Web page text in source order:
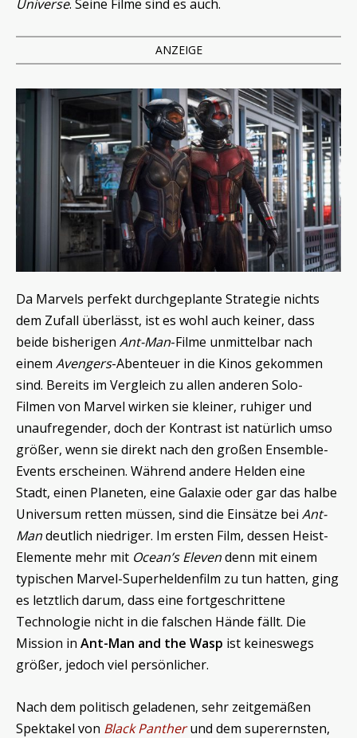
Universe. Seine Filme sind es auch.
ANZEIGE
Da Marvels perfekt durchgeplante Strategie nichts
dem Zufall überlässt, ist es wohl auch keiner, dass
beide bisherigen Ant-Man-Filme unmittelbar nach
einem Avengers-Abenteuer in die Kinos gekommen
sind. Bereits im Vergleich zu allen anderen Solo-
Filmen von Marvel wirken sie kleiner, ruhiger und
unaufregender, doch der Kontrast ist natürlich umso
größer, wenn sie direkt nach den großen Ensemble-
Events erscheinen. Während andere Helden eine
Stadt, einen Planeten, eine Galaxie oder gar das halbe
Universum retten müssen, sind die Einsätze bei Ant-
Mandeutlich niedriger. Im ersten Film, dessen Heist-
Elemente mehr mit Ocean’s Elevendenn mit einem
typischen Marvel-Superheldenfilm zu tun hatten, ging
es letztlich darum, dass eine fortgeschrittene
Technologie nicht in die falschen Hände fällt. Die
Mission in Ant-Man and the Wasp ist keineswegs
größer, jedoch viel persönlicher.
Nach dem politisch geladenen, sehr zeitgemäßen
Spektakel von Black Pantherund dem superernsten,